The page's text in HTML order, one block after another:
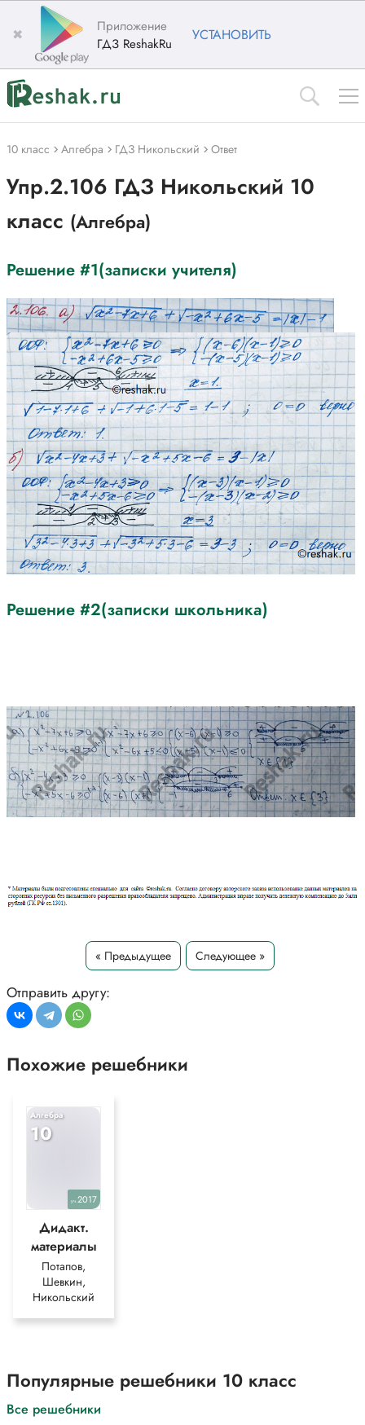
✖
Приложение
ГДЗ ReshakRu
УСТАНОВИТЬ
10 класс Алгебра ГДЗ Никольский Ответ
Упр.2.106 ГДЗ Никольский 10
класс (Алгебра)
Решение #1(записки учителя)
Решение #2(записки школьника)
« Предыдущее Следующее »
Отправить другу:
Похожие решебники
Алгебра
10
уч. 2017
Дидакт.
материалы
Потапов,
Шевкин,
Никольский
Популярные решебники 10 класс
Все решебники